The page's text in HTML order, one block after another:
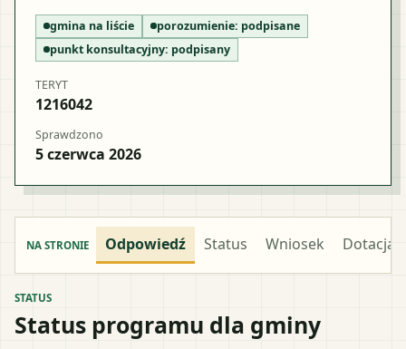
gmina na liście porozumienie: podpisane
punkt konsultacyjny: podpisany
TERYT
1216042
Sprawdzono
5 czerwca 2026
NA STRONIE Odpowiedź Status Wniosek Dotacja
STATUS
Status programu dla gminy